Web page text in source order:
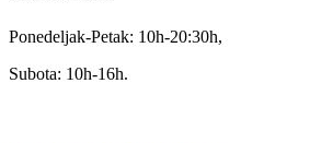
Ponedeljak-Petak: 10h-20:30h,
Subota: 10h-16h.